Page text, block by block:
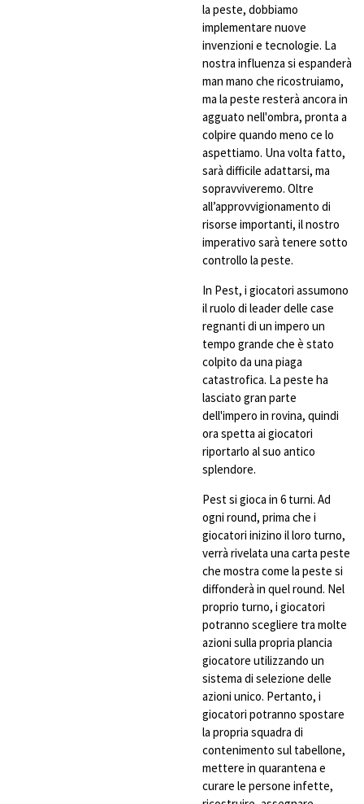
la peste, dobbiamo
implementare nuove
invenzioni e tecnologie. La
nostra influenza si espanderà
man mano che ricostruiamo,
ma la peste resterà ancora in
agguato nell'ombra, pronta a
colpire quando meno ce lo
aspettiamo. Una volta fatto,
sarà difficile adattarsi, ma
sopravviveremo. Oltre
all’approvvigionamento di
risorse importanti, il nostro
imperativo sarà tenere sotto
controllo la peste.
In Pest, i giocatori assumono
il ruolo di leader delle case
regnanti di un impero un
tempo grande che è stato
colpito da una piaga
catastrofica. La peste ha
lasciato gran parte
dell'impero in rovina, quindi
ora spetta ai giocatori
riportarlo al suo antico
splendore.
Pest si gioca in 6 turni. Ad
ogni round, prima che i
giocatori inizino il loro turno,
verrà rivelata una carta peste
che mostra come la peste si
diffonderà in quel round. Nel
proprio turno, i giocatori
potranno scegliere tra molte
azioni sulla propria plancia
giocatore utilizzando un
sistema di selezione delle
azioni unico. Pertanto, i
giocatori potranno spostare
la propria squadra di
contenimento sul tabellone,
mettere in quarantena e
curare le persone infette,